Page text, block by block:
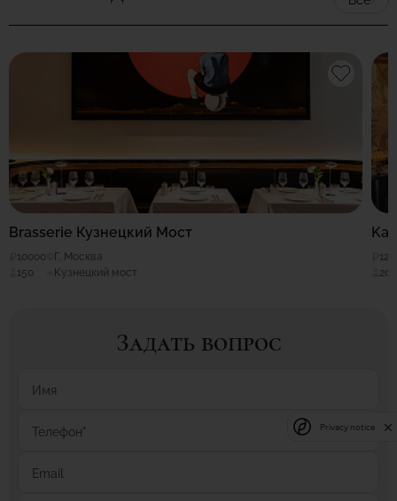
Brasserie Кузнецкий Мост
10000
150
Г. Москва
Кузнецкий мост
200
Задать вопрос
Имя
Телефон*
Email
Privacy notice